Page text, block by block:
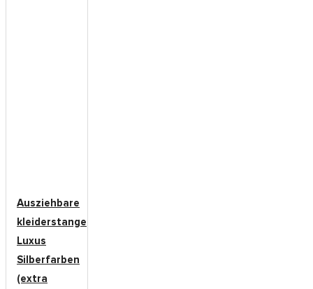
Ausziehbare
kleiderstange
Luxus
Silberfarben
(extra